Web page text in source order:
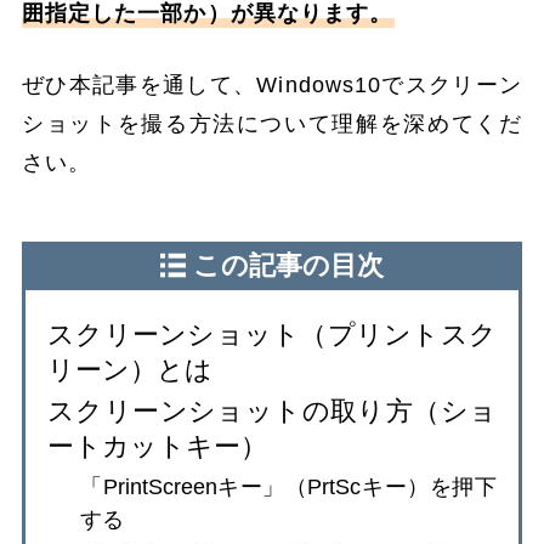
囲指定した一部か）が異なります。
ぜひ本記事を通して、Windows10でスクリーン
ショットを撮る方法について理解を深めてくだ
さい。
この記事の目次
スクリーンショット（プリントスク
リーン）とは
スクリーンショットの取り方（ショ
ートカットキー）
「PrintScreenキー」（PrtScキー）を押下
する